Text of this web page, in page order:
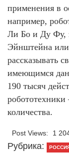
применения в
например,
Ли Бо и Ду Фу,
Эйнштейна или
рассказывать
имеющимся
190 тысяч
количества.
Post Views: 1
Рубрика: